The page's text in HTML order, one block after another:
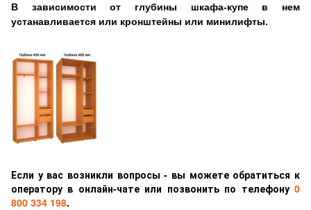
В зависимости от глубины шкафа-купе в нем
устанавливается или кронштейны или минилифты.
Если у вас возникли вопросы - вы можете обратиться к
оператору в онлайн-чате или позвонить по телефону 0
800 334 198.